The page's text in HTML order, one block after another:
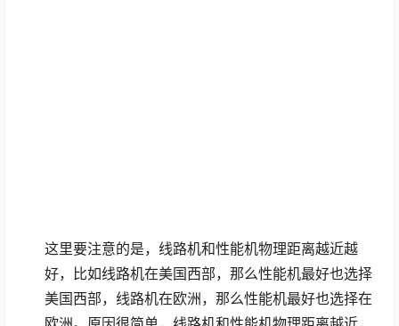
这里要注意的是，线路机和性能机物理距离越近越
好，比如线路机在美国西部，那么性能机最好也选择
美国西部，线路机在欧洲，那么性能机最好也选择在